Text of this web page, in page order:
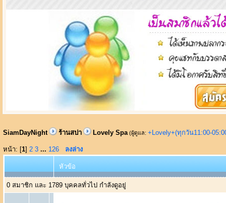
SiamDayNight ร้านสปา Lovely Spa (ผู้ดูแล: +Lovely+(ทุกวัน11:00-
หน้า: [1] 2 3 ... 126 ลงล่าง
หัวข้อ
0 สมาชิก และ 1789 บุคคลทั่วไป กำลังดูอยู่